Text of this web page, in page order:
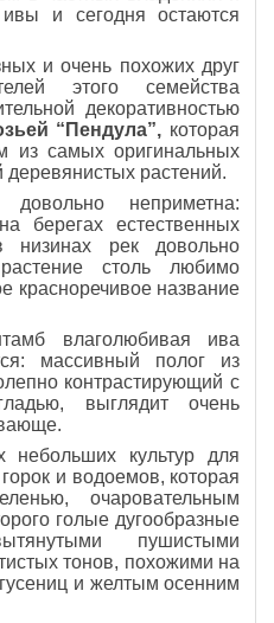
и сегодня остаются
и очень похожих друг
этого семейства
декоративностью
“Пендула”, которая
из самых оригинальных
деревянистых растений.
довольно неприметна:
берегах естественных
рек довольно
столь любимо
красноречивое название
влаголюбивая ива
массивный полог из
контрастирующий с
выглядит очень
культур для
и водоемов, которая
очаровательным
голые дугообразные
пушистыми
тонов, похожими на
и желтым осенним